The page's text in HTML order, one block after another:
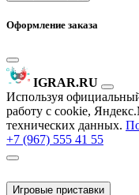
Оформление заказа
IGRAR.RU
Используя
работу с cookie,
технических данных.
+7 (967) 555 41 55
Игровые приставки